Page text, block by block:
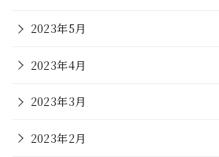
2023年5月
2023年4月
2023年3月
2023年2月